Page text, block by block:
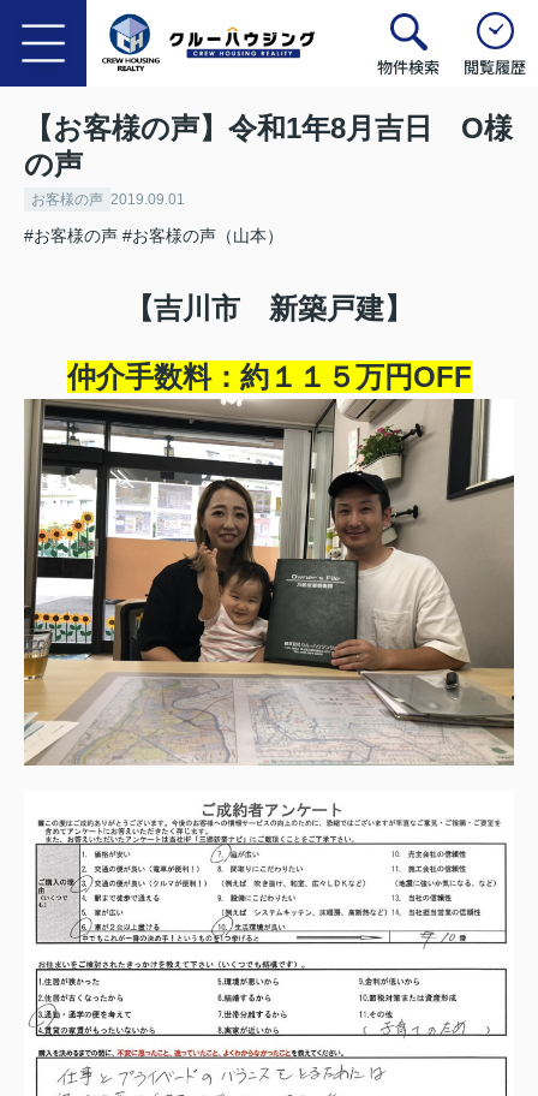
物件検索 閲覧履歴
【お客様の声】令和1年8月吉日 O様
の声
お客様の声 2019.09.01
#お客様の声 #お客様の声（山本）
【吉川市 新築戸建】
仲介手数料：約１１５万円OFF